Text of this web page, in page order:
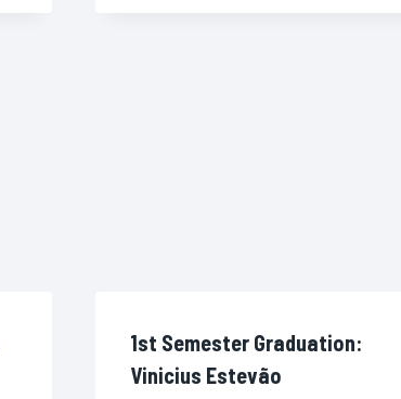
1st Semester Graduation:
Vinicius Estevão